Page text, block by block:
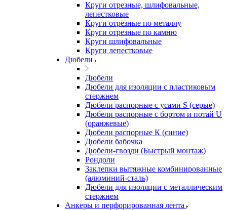
Круги отрезные, шлифовальные,
лепестковые
Круги отрезные по металлу
Круги отрезные по камню
Круги шлифовальные
Круги лепестковые
Дюбели
Дюбели
Дюбели для изоляции с пластиковым
стержнем
Дюбели распорные с усами S (серые)
Дюбели распорные c бортом и потай U
(оранжевые)
Дюбели распорные К (синие)
Дюбели бабочка
Дюбели-гвозди (Быстрый монтаж)
Рондоли
Заклепки вытяжные комбинированные
(алюминий-сталь)
Дюбели для изоляции с металлическим
стержнем
Анкеры и перфорированная лента